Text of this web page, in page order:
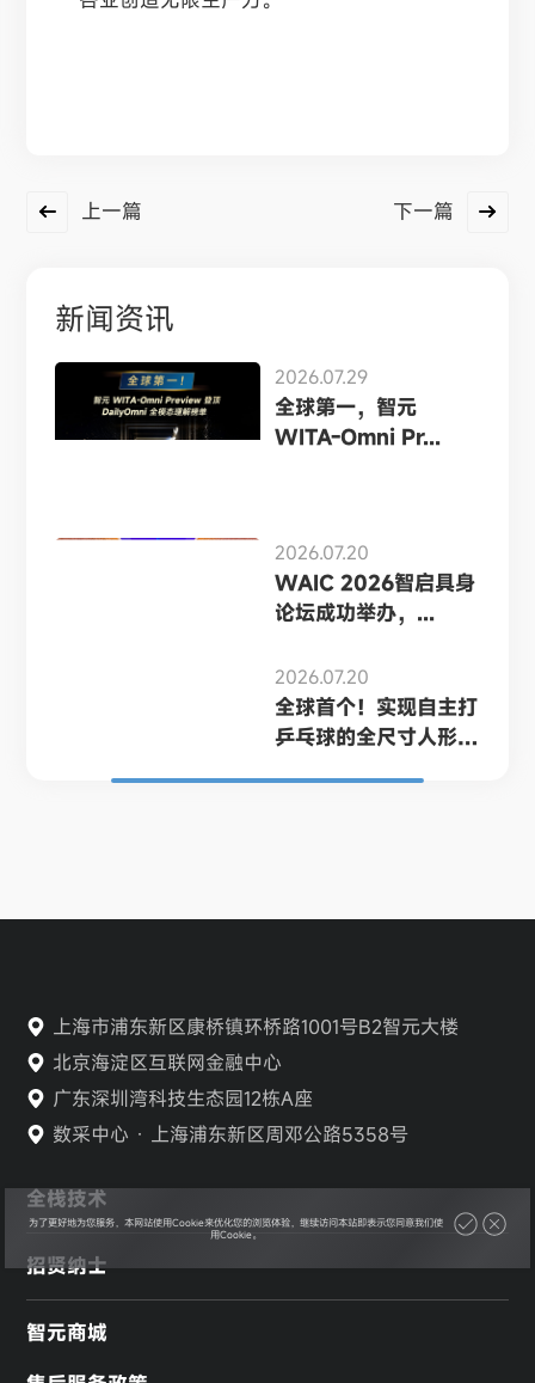
上一篇 下一篇
新闻资讯
2026.07.29
全球第一，智元
WITA-Omni Pr...
2026.07.20
WAIC 2026智启具身
论坛成功举办，...
2026.07.20
全球首个！实现自主打
乒乓球的全尺寸人形
为了更好地为您服务，本网站使用Cookie来优化您的浏览体验，继续访问本站即表示您同意我们使
用Cookie。
上海市浦东新区康桥镇环桥路1001号B2智元大楼
北京海淀区互联网金融中心
广东深圳湾科技生态园12栋A座
数采中心 · 上海浦东新区周邓公路5358号
全栈技术
智元商城
招贤纳士